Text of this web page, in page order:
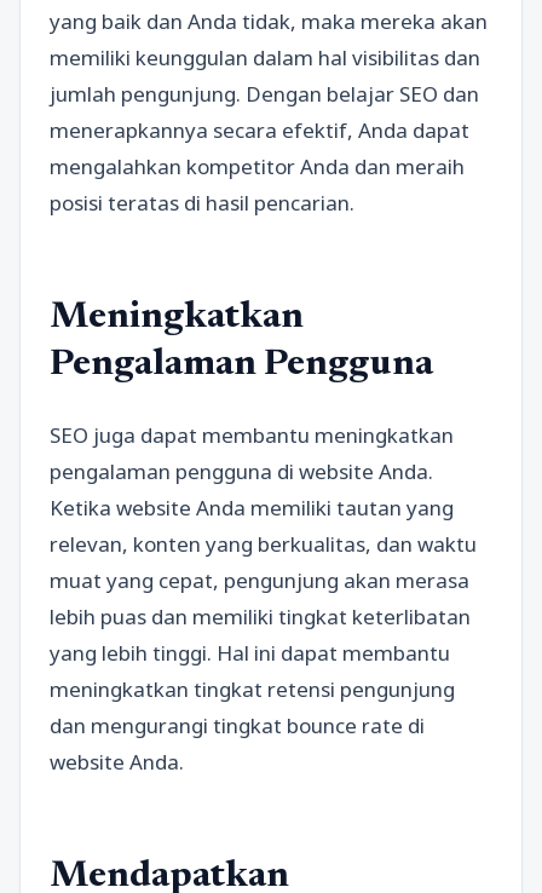
yang baik dan Anda tidak, maka mereka akan
memiliki keunggulan dalam hal visibilitas dan
jumlah pengunjung. Dengan belajar SEO dan
menerapkannya secara efektif, Anda dapat
mengalahkan kompetitor Anda dan meraih
posisi teratas di hasil pencarian.
Meningkatkan
Pengalaman Pengguna
SEO juga dapat membantu meningkatkan
pengalaman pengguna di website Anda.
Ketika website Anda memiliki tautan yang
relevan, konten yang berkualitas, dan waktu
muat yang cepat, pengunjung akan merasa
lebih puas dan memiliki tingkat keterlibatan
yang lebih tinggi. Hal ini dapat membantu
meningkatkan tingkat retensi pengunjung
dan mengurangi tingkat bounce rate di
website Anda.
Mendapatkan